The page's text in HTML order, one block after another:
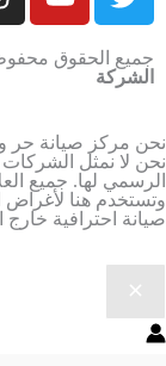
جميع الحقوق محفوظة © 2025 لموقع الشركه |
الشركة
مركز صيانة حر
لا نمثل الشركات
لها. جميع
هنا لأغراض
احترافية خارج